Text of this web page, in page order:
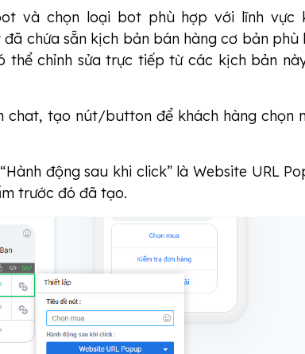
và chọn loại bot phù hợp với lĩnh vực
chứa sẵn kịch bản bán hàng cơ bản phù
thể chỉnh sửa trực tiếp từ các kịch bản
chat, tạo nút/button để khách hàng chọn
động sau khi click” là Website URL
trước đó đã tạo.